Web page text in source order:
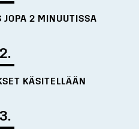
JOPA 2 MINUUTISSA
2.
KÄSITELLÄÄN
3.